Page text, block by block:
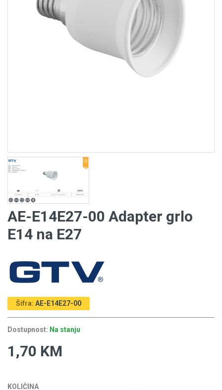
AE-E14E27-00 Adapter grlo
E14 na E27
Šifra: AE-E14E27-00
Dostupnost: Na stanju
1,70 KM
KOLIČINA